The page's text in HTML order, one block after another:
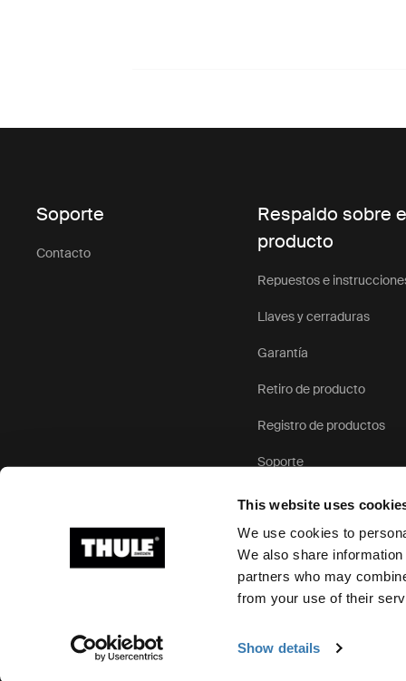
This website uses
We use cookies to
We also share
partners who may
from your use of their
Show details
Soporte
Contacto
Respaldo sobre
producto
Repuestos e
Llaves y cerraduras
Garantía
Retiro de producto
Registro de productos
Soporte
Ⓒ 2026 Thule Group Todos los derechos reservados